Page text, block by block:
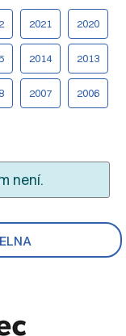
2021 2020
2014 2013
2007 2006
není.